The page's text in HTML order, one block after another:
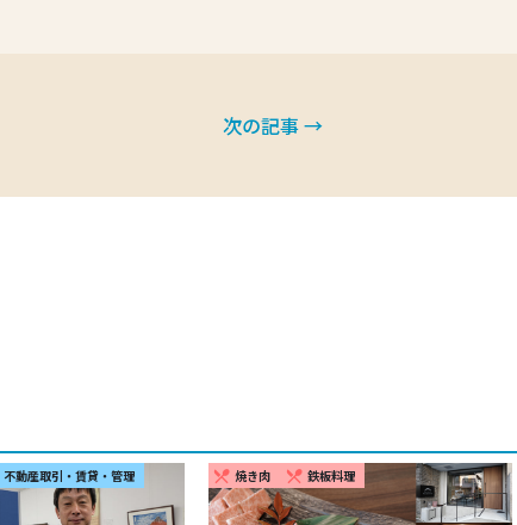
次の記事 →
不動産取引・賃貸・管理 restaurant_menu 焼き肉 restaurant_menu 鉄板料理